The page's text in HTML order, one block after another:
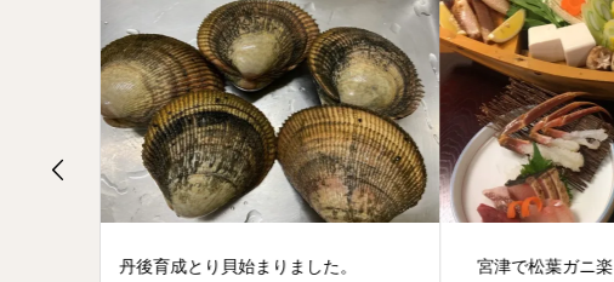
宮津で松葉ガニ楽しめる温泉旅館 松葉かにコース